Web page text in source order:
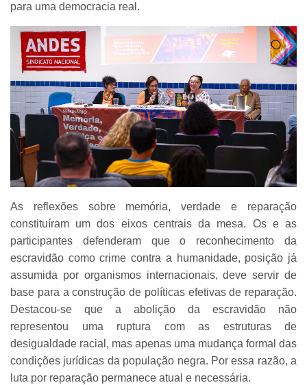
para uma democracia real.
As reflexões sobre memória, verdade e reparação
constituíram um dos eixos centrais da mesa. Os e as
participantes defenderam que o reconhecimento da
escravidão como crime contra a humanidade, posição já
assumida por organismos internacionais, deve servir de
base para a construção de políticas efetivas de reparação.
Destacou-se que a abolição da escravidão não
representou uma ruptura com as estruturas de
desigualdade racial, mas apenas uma mudança formal das
condições jurídicas da população negra. Por essa razão, a
luta por reparação permanece atual e necessária.